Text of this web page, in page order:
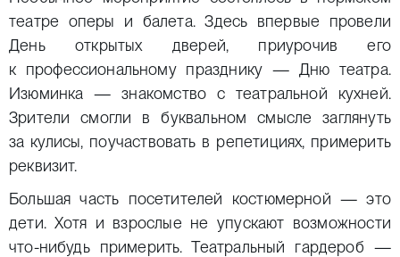
театре оперы и балета. Здесь впервые провели
День открытых дверей, приурочив его
к профессиональному празднику — Дню театра.
Изюминка — знакомство с театральной кухней.
Зрители смогли в буквальном смысле заглянуть
за кулисы, поучаствовать в репетициях, примерить
реквизит.
Большая часть посетителей костюмерной — это
дети. Хотя и взрослые не упускают возможности
что-нибудь примерить. Театральный гардероб —